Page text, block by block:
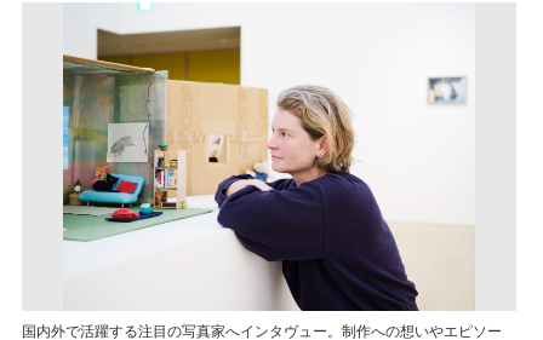
国内外で活躍する注目の写真家へインタヴュー。制作への想いやエピソー